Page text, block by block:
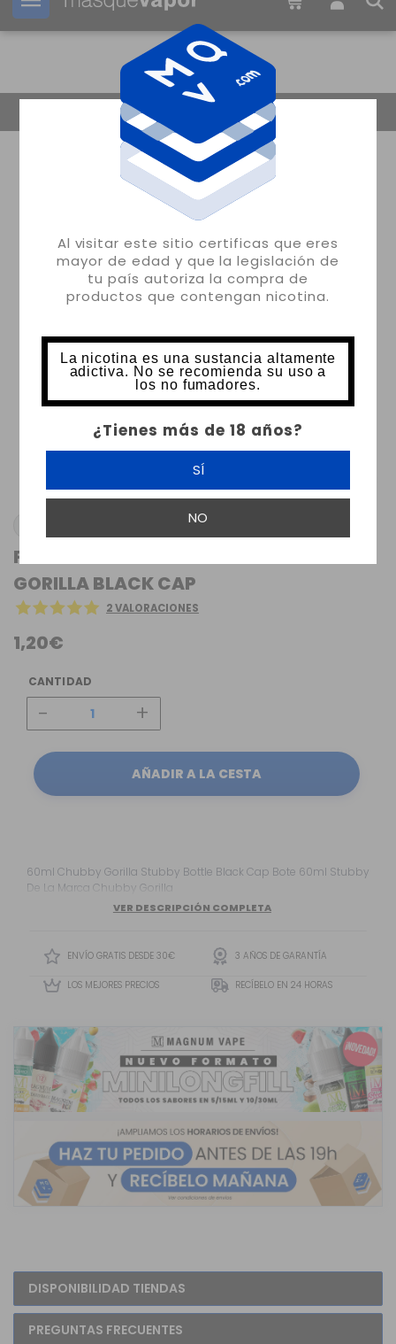
Al visitar este sitio certificas que eres
mayor de edad y que la legislación de
tu país autoriza la compra de
productos que contengan nicotina.
La nicotina es una sustancia altamente
adictiva. No se recomienda su uso a
los no fumadores.
¿Tienes más de 18 años?
SÍ
NO
Tu pedido puede ser enviado en 40m: 28s
FLACON UNICORN COURT 60ML CHUBBY
GORILLA BLACK CAP
2 VALORACIONES
1,20€
CANTIDAD
- +
AÑADIR A LA CESTA
60ml Chubby Gorilla Stubby Bottle Black Cap Bote 60ml Stubby
De La Marca Chubby Gorilla
VER DESCRIPCIÓN COMPLETA
ENVÍO GRATIS DESDE 30€ 3 AÑOS DE GARANTÍA
LOS MEJORES PRECIOS RECÍBELO EN 24 HORAS
DISPONIBILIDAD TIENDAS
PREGUNTAS FRECUENTES